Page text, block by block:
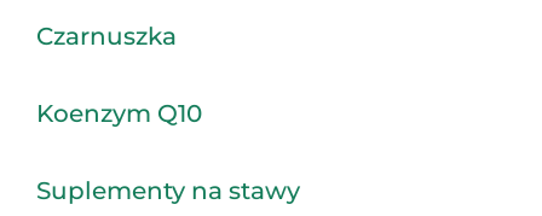
Czarnuszka
Koenzym Q10
Suplementy na stawy